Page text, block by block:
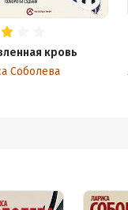
кровь
Соболева